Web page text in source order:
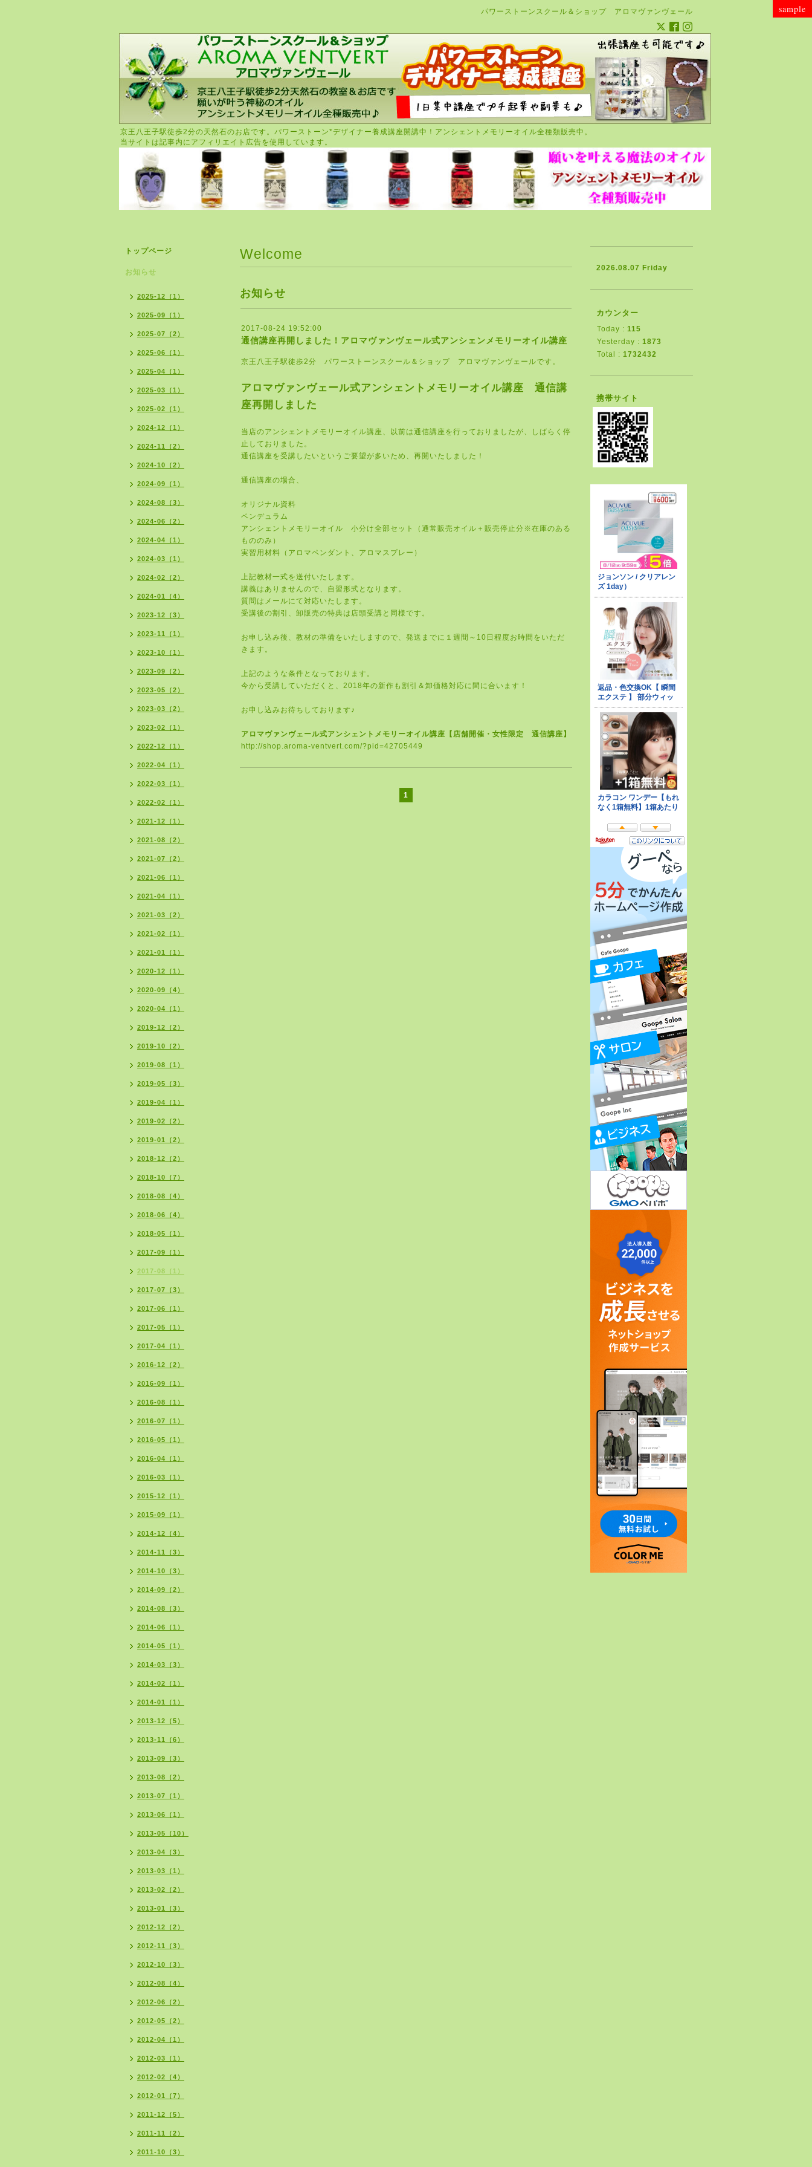
パワーストーンスクール＆ショップ アロマヴァンヴェール
京王八王子駅徒歩2分の天然石のお店です。パワーストーン*デザイナー養成講座開講中！アンシェントメモリーオイル全種類販売中。
当サイトは記事内にアフィリエイト広告を使用しています。
Welcome
お知らせ
2017-08-24 19:52:00
通信講座再開しました！アロマヴァンヴェール式アンシェンメモリーオイル講座
京王八王子駅徒歩2分 パワーストーンスクール＆ショップ アロマヴァンヴェールです。
アロマヴァンヴェール式アンシェントメモリーオイル講座 通信講
座再開しました
当店のアンシェントメモリーオイル講座、以前は通信講座を行っておりましたが、しばらく停
止しておりました。
通信講座を受講したいというご要望が多いため、再開いたしました！
通信講座の場合、
オリジナル資料
ペンデュラム
アンシェントメモリーオイル 小分け全部セット（通常販売オイル＋販売停止分※在庫のある
もののみ）
実習用材料（アロマペンダント、アロマスプレー）
上記教材一式を送付いたします。
講義はありませんので、自習形式となります。
質問はメールにて対応いたします。
受講後の割引、卸販売の特典は店頭受講と同様です。
お申し込み後、教材の準備をいたしますので、発送までに１週間～10日程度お時間をいただ
きます。
上記のような条件となっております。
今から受講していただくと、2018年の新作も割引＆卸価格対応に間に合います！
お申し込みお待ちしております♪
アロマヴァンヴェール式アンシェントメモリーオイル講座【店舗開催・女性限定 通信講座】
http://shop.aroma-ventvert.com/?pid=42705449
1
トップページ
お知らせ
2025-12（1）
2025-09（1）
2025-07（2）
2025-06（1）
2025-04（1）
2025-03（1）
2025-02（1）
2024-12（1）
2024-11（2）
2024-10（2）
2024-09（1）
2024-08（3）
2024-06（2）
2024-04（1）
2024-03（1）
2024-02（2）
2024-01（4）
2023-12（3）
2023-11（1）
2023-10（1）
2023-09（2）
2023-05（2）
2023-03（2）
2023-02（1）
2022-12（1）
2022-04（1）
2022-03（1）
2022-02（1）
2021-12（1）
2021-08（2）
2021-07（2）
2021-06（1）
2021-04（1）
2021-03（2）
2021-02（1）
2021-01（1）
2020-12（1）
2020-09（4）
2020-04（1）
2019-12（2）
2019-10（2）
2019-08（1）
2019-05（3）
2019-04（1）
2019-02（2）
2019-01（2）
2018-12（2）
2018-10（7）
2018-08（4）
2018-06（4）
2018-05（1）
2017-09（1）
2017-08（1）
2017-07（3）
2017-06（1）
2017-05（1）
2017-04（1）
2016-12（2）
2016-09（1）
2016-08（1）
2016-07（1）
2016-05（1）
2016-04（1）
2016-03（1）
2015-12（1）
2015-09（1）
2014-12（4）
2014-11（3）
2014-10（3）
2014-09（2）
2014-08（3）
2014-06（1）
2014-05（1）
2014-03（3）
2014-02（1）
2014-01（1）
2013-12（5）
2013-11（6）
2013-09（3）
2013-08（2）
2013-07（1）
2013-06（1）
2013-05（10）
2013-04（3）
2013-03（1）
2013-02（2）
2013-01（3）
2012-12（2）
2012-11（3）
2012-10（3）
2012-08（4）
2012-06（2）
2012-05（2）
2012-04（1）
2012-03（1）
2012-02（4）
2012-01（7）
2011-12（5）
2011-11（2）
2011-10（3）
2026.08.07 Friday
カウンター
Today : 115
Yesterday : 1873
Total : 1732432
携帯サイト
sample